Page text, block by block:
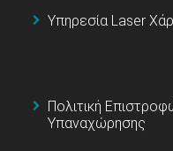
Υπηρεσία Laser
Πολιτική
Υπαναχώρησης